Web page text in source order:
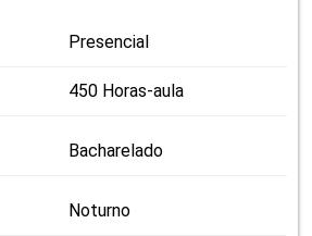
Presencial
450 Horas-aula
Bacharelado
Noturno